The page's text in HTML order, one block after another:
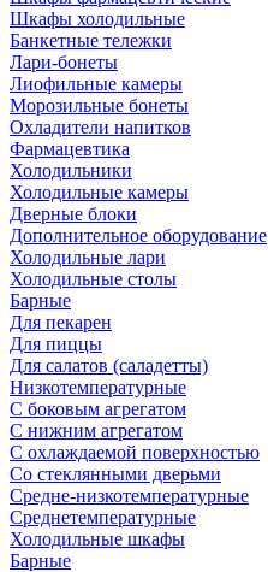
Шкафы холодильные
Банкетные тележки
Лари-бонеты
Лиофильные камеры
Морозильные бонеты
Охладители напитков
Фармацевтика
Холодильники
Холодильные камеры
Дверные блоки
Дополнительное оборудование
Холодильные лари
Холодильные столы
Барные
Для пекарен
Для пиццы
Для салатов (саладетты)
Низкотемпературные
С боковым агрегатом
С нижним агрегатом
С охлаждаемой поверхностью
Со стеклянными дверьми
Средне-низкотемпературные
Среднетемпературные
Холодильные шкафы
Барные